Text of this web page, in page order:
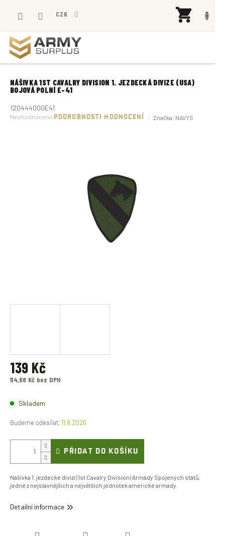
CZK
NÁŠIVKA 1ST CAVALRY DIVISION 1. JEZDECKÁ DIVIZE (USA)
BOJOVÁ POLNÍ E-41
120444000E41
Průměrné
Neohodnoceno PODROBNOSTI HODNOCENÍ Značka: NAVYS
139 Kč
114,88 Kč bez DPH
cena:Skladem
11.8.2026
PŘIDAT DO KOŠÍKU
Nášivka 1. jezdecké divizi (1st Cavalry Division) Armády Spojených států,
jedné z nejslavnějších a největších jednotek americké armády.
Detailní informace